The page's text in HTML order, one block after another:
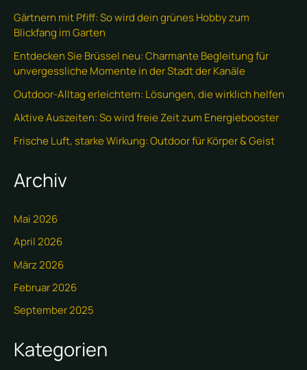
Gärtnern mit Pfiff: So wird dein grünes Hobby zum
Blickfang im Garten
Entdecken Sie Brüssel neu: Charmante Begleitung für
unvergessliche Momente in der Stadt der Kanäle
Outdoor-Alltag erleichtern: Lösungen, die wirklich helfen
Aktive Auszeiten: So wird freie Zeit zum Energiebooster
Frische Luft, starke Wirkung: Outdoor für Körper & Geist
Archiv
Mai 2026
April 2026
März 2026
Februar 2026
September 2025
Kategorien